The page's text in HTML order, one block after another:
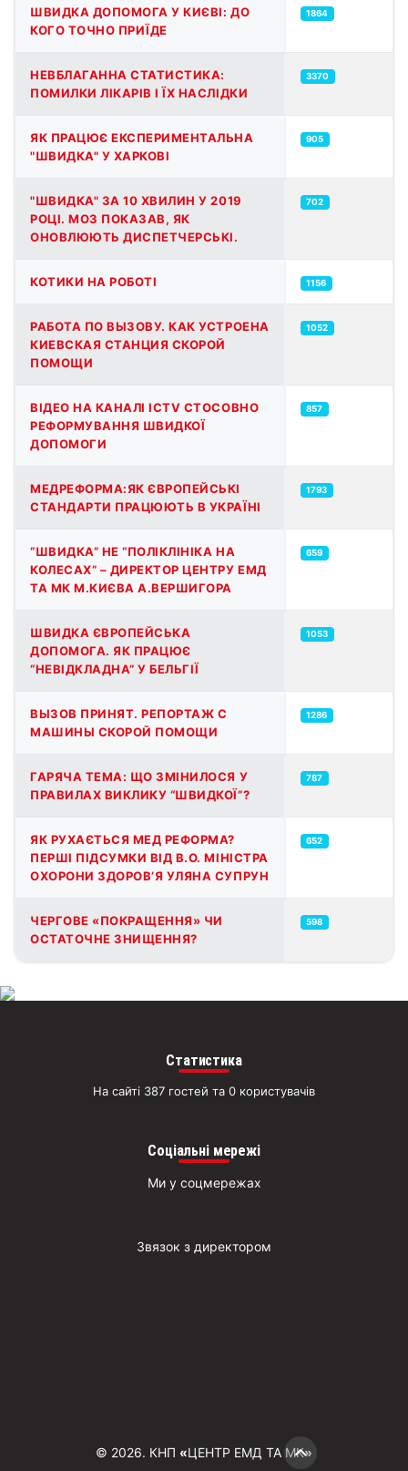
ШВИДКА ДОПОМОГА У КИЄВІ: ДО
КОГО ТОЧНО ПРИЇДЕ
1864
НЕВБЛАГАННА СТАТИСТИКА:
ПОМИЛКИ ЛІКАРІВ І ЇХ НАСЛІДКИ
3370
ЯК ПРАЦЮЄ ЕКСПЕРИМЕНТАЛЬНА
"ШВИДКА" У ХАРКОВІ
905
"ШВИДКА" ЗА 10 ХВИЛИН У 2019
РОЦІ. МОЗ ПОКАЗАВ, ЯК
ОНОВЛЮЮТЬ ДИСПЕТЧЕРСЬКІ.
702
КОТИКИ НА РОБОТІ 1156
РАБОТА ПО ВЫЗОВУ. КАК УСТРОЕНА
КИЕВСКАЯ СТАНЦИЯ СКОРОЙ
ПОМОЩИ
1052
ВІДЕО НА КАНАЛІ ICTV СТОСОВНО
РЕФОРМУВАННЯ ШВИДКОЇ
ДОПОМОГИ
857
МЕДРЕФОРМА:ЯК ЄВРОПЕЙСЬКІ
СТАНДАРТИ ПРАЦЮЮТЬ В УКРАЇНІ
1793
“ШВИДКА” НЕ “ПОЛІКЛІНІКА НА
КОЛЕСАХ” – ДИРЕКТОР ЦЕНТРУ ЕМД
ТА МК М.КИЄВА А.ВЕРШИГОРА
659
ШВИДКА ЄВРОПЕЙСЬКА
ДОПОМОГА. ЯК ПРАЦЮЄ
“НЕВІДКЛАДНА” У БЕЛЬГІЇ
1053
ВЫЗОВ ПРИНЯТ. РЕПОРТАЖ С
МАШИНЫ СКОРОЙ ПОМОЩИ
1286
ГАРЯЧА ТЕМА: ЩО ЗМІНИЛОСЯ У
ПРАВИЛАХ ВИКЛИКУ “ШВИДКОЇ”?
787
ЯК РУХАЄТЬСЯ МЕД РЕФОРМА?
ПЕРШІ ПІДСУМКИ ВІД В.О. МІНІСТРА
ОХОРОНИ ЗДОРОВ’Я УЛЯНА СУПРУН
652
ЧЕРГОВЕ «ПОКРАЩЕННЯ» ЧИ
ОСТАТОЧНЕ ЗНИЩЕННЯ?
598
Статистика
На сайті 387 гостей та 0 користувачів
Соціальні мережі
Ми у соцмережах
Звязок з директором
© 2026. КНП «ЦЕНТР ЕМД ТА МК»